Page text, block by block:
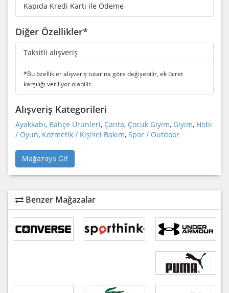
Kapıda Kredi Kartı ile Ödeme
Diğer Özellikler*
Taksitli alışveriş
*Bu özellikler alışveriş tutarına göre değişebilir, ek ücret
karşılığı veriliyor olabilir.
Alışveriş Kategorileri
Ayakkabı, Bahçe Ürünleri, Çanta, Çocuk Giyim, Giyim, Hobi
/ Oyun, Kozmetik / Kişisel Bakım, Spor / Outdoor
Mağazaya Git
Benzer Mağazalar